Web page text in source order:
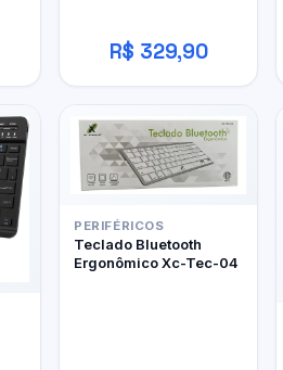
R$ 329,90
PERIFÉRICOS
Teclado Bluetooth
Ergonômico Xc-Tec-04